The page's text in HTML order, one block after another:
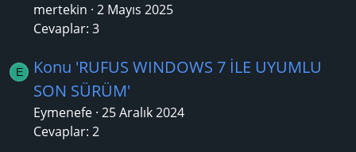
mertekin 2 Mayıs 2025
Cevaplar: 3
E
Konu 'RUFUS WINDOWS 7 İLE UYUMLU
SON SÜRÜM'
Eymenefe 25 Aralık 2024
Cevaplar: 2